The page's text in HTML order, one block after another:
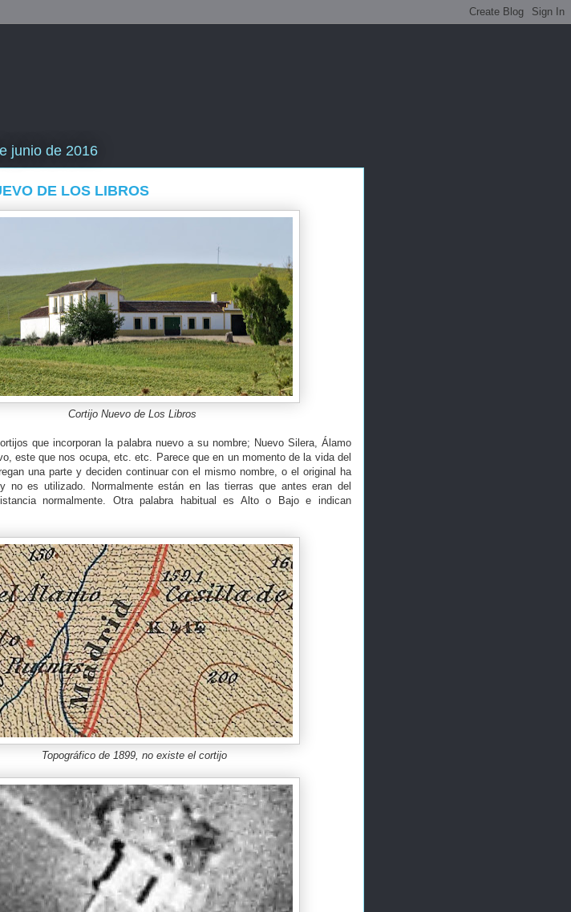
junio de 2016
DE LOS LIBROS
Cortijo Nuevo de Los Libros
que incorporan la palabra nuevo a su nombre; Nuevo Silera, Álamo
este que nos ocupa, etc. etc. Parece que en un momento de la vida del
una parte y deciden continuar con el mismo nombre, o el original ha
no es utilizado. Normalmente están en las tierras que antes eran del
normalmente. Otra palabra habitual es Alto o Bajo e indican
Topográfico de 1899, no existe el cortijo